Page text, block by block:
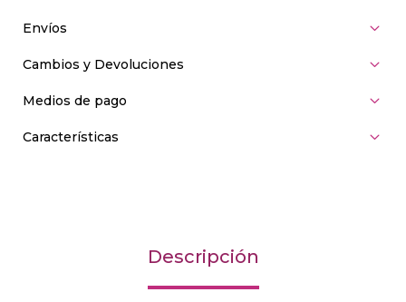
Envíos
Cambios y Devoluciones
Medios de pago
Características
Descripción